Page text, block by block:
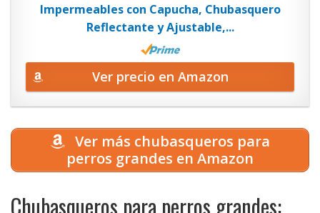
Impermeables con Capucha, Chubasquero
Reflectante y Ajustable,...
Ver precio en Amazon
Ver más chubasqueros para
perros grandes en Amazon
Chubasqueros para perros grandes: